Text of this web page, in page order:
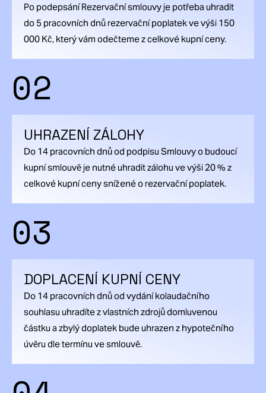
Po podepsání Rezervační smlouvy je potřeba uhradit
do 5 pracovních dnů rezervační poplatek ve výši 150
000 Kč, který vám odečteme z celkové kupní ceny.
02
UHRAZENÍ ZÁLOHY
Do 14 pracovních dnů od podpisu Smlouvy o budoucí
kupní smlouvě je nutné uhradit zálohu ve výši 20 % z
celkové kupní ceny snížené o rezervační poplatek.
03
DOPLACENÍ KUPNÍ CENY
Do 14 pracovních dnů od vydání kolaudačního
souhlasu uhradíte z vlastních zdrojů domluvenou
částku a zbylý doplatek bude uhrazen z hypotečního
úvěru dle termínu ve smlouvě.